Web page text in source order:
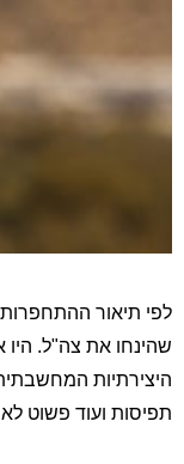
לפי תיאור ההתחפרות
שהינחו את צה"ל. היו
היצירתיות
תפיסות ועוד פשוט